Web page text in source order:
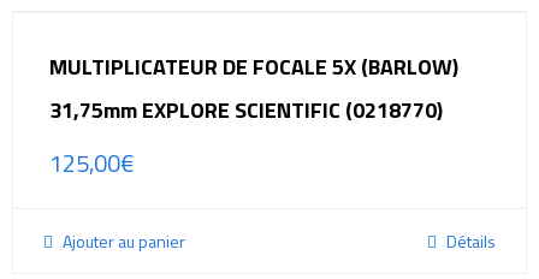
MULTIPLICATEUR DE FOCALE 5X (BARLOW)
31,75mm EXPLORE SCIENTIFIC (0218770)
125,00€
Ajouter au panier Détails